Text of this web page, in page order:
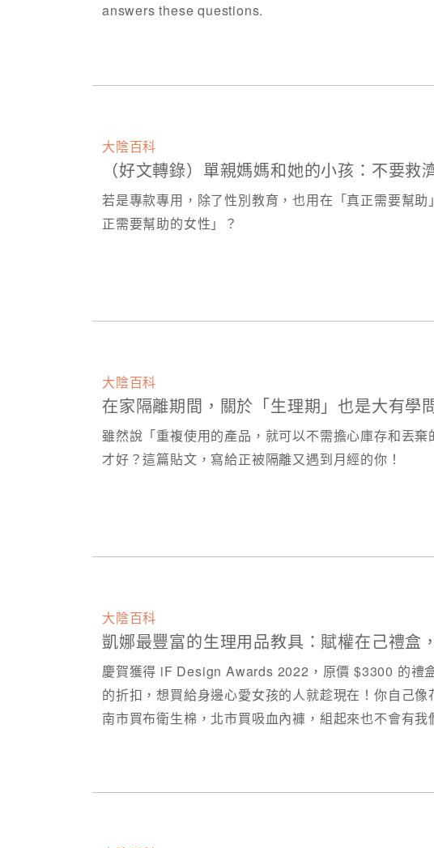
answers these questions.
大陰百科
（好文轉錄）單親媽媽和她的小孩：不要救
若是專款專用，除了性別教育，也用在「真正需要幫
正需要幫助的女性」？
大陰百科
在家隔離期間，關於「生理期」也是大有學
雖然說「重複使用的產品，就可以不需擔心庫存和丟
才好？​ 這篇貼文，寫給正被隔離又遇到月經的你！
大陰百科
凱娜最豐富的生理用品教具：賦權在己禮盒
慶賀獲得 iF Design Awards 2022​，原價 $3300 的禮
的折扣，想買給身邊心愛女孩的人就趁現在！你自己
南市買布衛生棉，北市買吸血內褲，組起來也不會有我